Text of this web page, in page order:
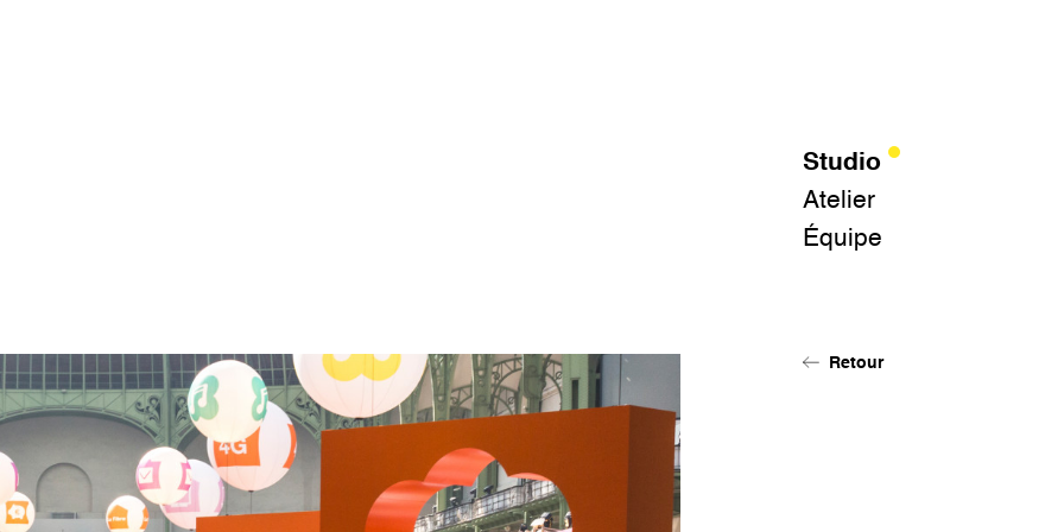
Studio
Atelier
Équipe
Retour